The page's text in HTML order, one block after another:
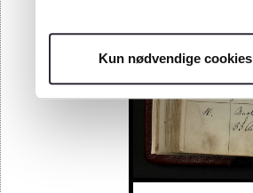
Kun nødvendige cookies